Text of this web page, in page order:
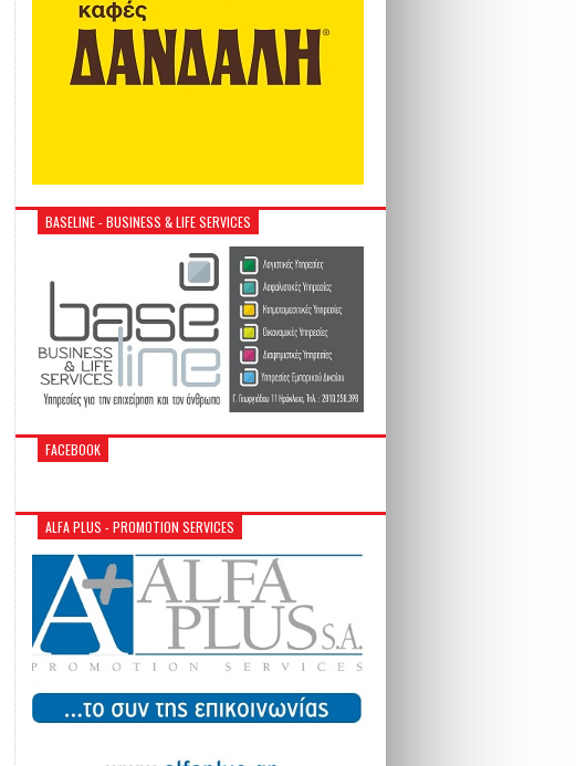
BASELINE - BUSINESS & LIFE SERVICES
FACEBOOK
ALFA PLUS - PROMOTION SERVICES